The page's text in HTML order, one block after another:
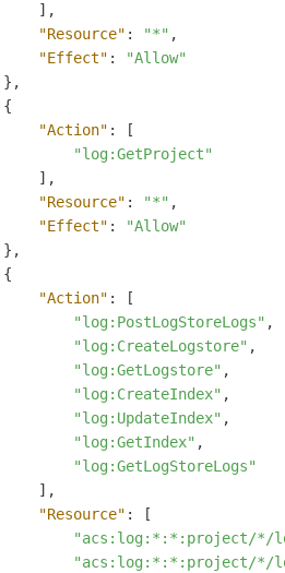
] ,
"Resource" : "*" ,
"Effect" :
"Allow"
} ,
{
"Action" :
[
"log:GetProject"
] ,
"Resource" : "*" ,
"Effect" :
"Allow"
} ,
{
"Action" :
[
"log:PostLogStoreLogs" ,
"log:CreateLogstore" ,
"log:GetLogstore" ,
"log:CreateIndex" ,
"log:UpdateIndex" ,
"log:GetIndex" ,
"log:GetLogStoreLogs"
] ,
"Resource" :
[
"acs:log:*:*:project/*/
"acs:log:*:*:project/*/